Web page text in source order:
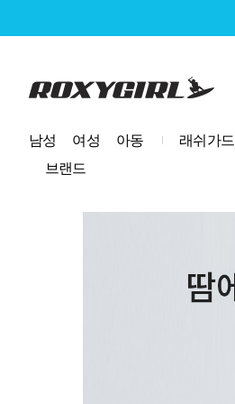
로고
남성 여성 아동 래쉬가드
브랜드